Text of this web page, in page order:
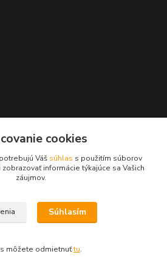
775 701cookies
Váš súhlas s použitím súborov
informácie týkajúce sa Vašich
záujmov.
Súhlasím
môžete odmietnuťtu.